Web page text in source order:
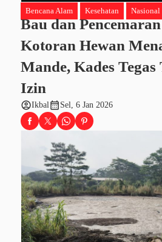
Bencana Alam Kesehatan Nasional
Bau dan
Kotoran Hewan
Mande, Kades
Izin
account_circleIkbal calendar_month Sel, 6 Jan 2026